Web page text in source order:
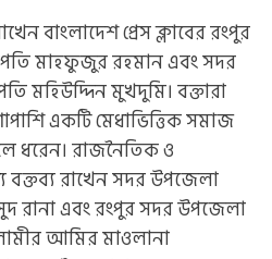
বাংলাদেশ প্রেস ক্লাবের রংপুর
মাহফুজুর রহমান এবং সদর
মহিউদ্দিন মুখদুমি। বক্তারা
একটি মেধাভিত্তিক সমাজ
ধরেন। ​রাজনৈতিক ও
বক্তব্য রাখেন সদর উপজেলা
রানা এবং রংপুর সদর উপজেলা
আমির মাওলানা